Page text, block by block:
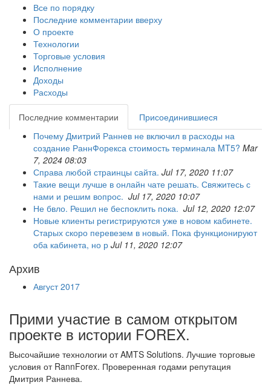
Все по порядку
Последние комментарии вверху
О проекте
Технологии
Торговые условия
Исполнение
Доходы
Расходы
Последние комментарии
Присоединившиеся
Почему Дмитрий Раннев не включил в расходы на
создание РаннФорекса стоимость терминала MT5? Mar
7, 2024 08:03
Справа любой страинцы сайта. Jul 17, 2020 11:07
Такие вещи лучше в онлайн чате решать. Свяжитесь с
нами и решим вопрос. Jul 17, 2020 10:07
Не бвло. Решил не беспоклить пока. Jul 12, 2020 12:07
Новые клиенты регистрируются уже в новом кабинете.
Старых скоро перевезем в новый. Пока функционируют
оба кабинета, но р Jul 11, 2020 12:07
Архив
Август 2017
Прими участие в самом открытом
проекте в истории FOREX.
Высочайшие технологии от AMTS Solutions. Лучшие торговые
условия от RannForex. Проверенная годами репутация
Дмитрия Раннева.